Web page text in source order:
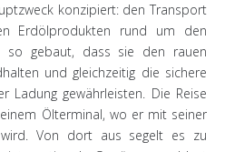
konzipiert: den Transport
Erdölprodukten rund um den
so gebaut, dass sie den rauen
und gleichzeitig die sichere
Ladung gewährleisten. Die Reise
Ölterminal, wo er mit seiner
Von dort aus segelt es zu